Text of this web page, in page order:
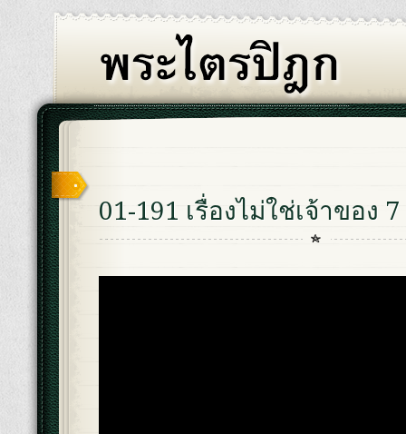
01-191 เรื่องไม่ใช่เจ้าของ 7